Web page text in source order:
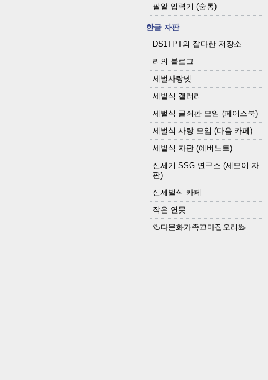
팥알 입력기 (숨통)
한글 자판
DS1TPT의 잡다한 저장소
리의 블로그
세벌사랑넷
세벌식 갤러리
세벌식 글쇠판 모임 (페이스북)
세벌식 사랑 모임 (다음 카페)
세벌식 자판 (에버노트)
신세기 SSG 연구소 (세모이 자
판)
신세벌식 카페
작은 연못
🦆다문화가족꼬마집오리🦢